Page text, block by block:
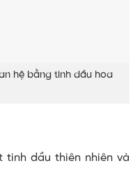
hệ bằng tinh dầu hoa
tinh dầu thiên nhiên và